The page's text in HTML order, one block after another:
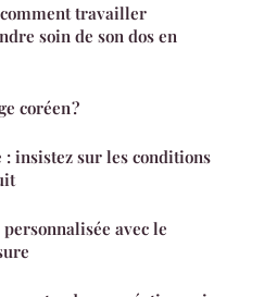
travailler
soin de son dos en
coréen ?
insistez sur les conditions
avec le